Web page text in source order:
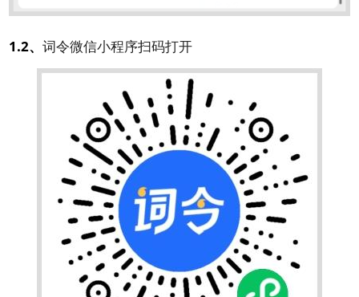
1.2、词令微信小程序扫码打开